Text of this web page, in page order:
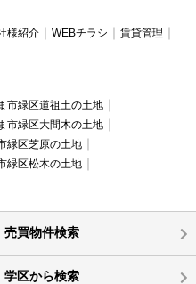
様紹介 WEBチラシ
賃貸管理
市緑区道祖土の土地
市緑区大間木の土地
緑区芝原の土地
緑区松木の土地
売買物件検索
学区から検索